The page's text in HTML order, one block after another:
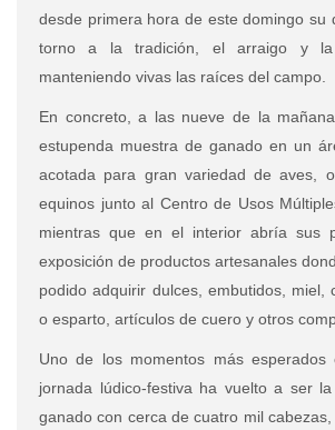
desde primera hora de este domingo su
torno a la tradición, el arraigo y la
manteniendo vivas las raíces del campo.
En concreto, a las nueve de la
estupenda muestra de ganado en un
acotada para gran variedad de aves,
equinos junto al Centro de Usos
mientras que en el interior abría sus
exposición de productos artesanales
podido adquirir dulces, embutidos, miel,
o esparto, artículos de cuero y otros
Uno de los momentos más esperados
jornada lúdico-festiva ha vuelto a ser
ganado con cerca de cuatro mil